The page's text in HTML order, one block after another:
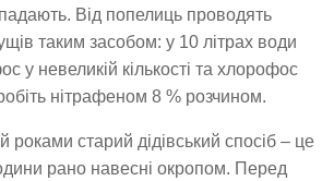
Від попелиць проводять
таким засобом: у 10 літрах води
у невеликій кількості та хлорофос
нітрафеном 8 % розчином.
старий дідівський спосіб – це
рано навесні окропом. Перед